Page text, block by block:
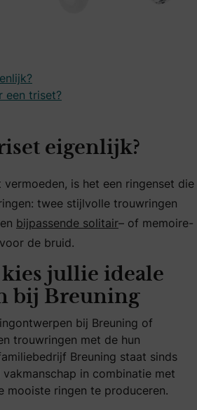
een triset?
eigenlijk?
is het een ringenset die
twee stijlvolle trouwringen
bijpassende solitair– of memoire-
de bruid.
jullie ideale
bij Breuning
bij Breuning of
trouwringen met de hun
Breuning staat sinds
in combinatie met
mooiste ringen te produceren.